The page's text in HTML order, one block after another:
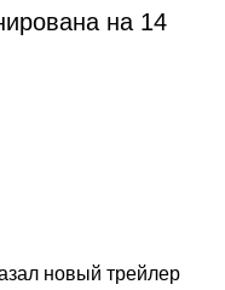
на 14
новый трейлер